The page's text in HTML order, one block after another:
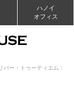
ハノイ
オフィス
バー・トゥーティエム：